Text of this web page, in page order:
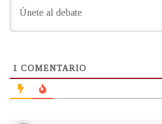
1 COMENTARIO